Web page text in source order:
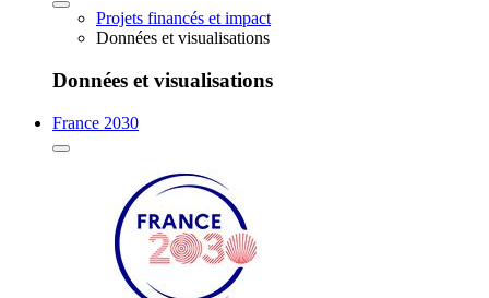
Projets financés et impact
Données et visualisations
Données et visualisations
France 2030